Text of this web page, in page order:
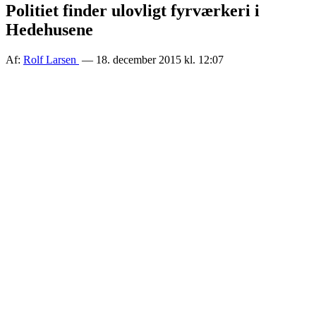
Politiet finder ulovligt fyrværkeri i
Hedehusene
Af: Rolf Larsen — 18. december 2015 kl. 12:07